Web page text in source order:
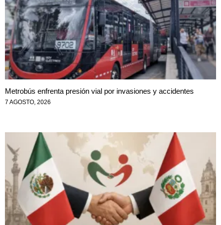
Metrobús enfrenta presión vial por invasiones y accidentes
7 AGOSTO, 2026